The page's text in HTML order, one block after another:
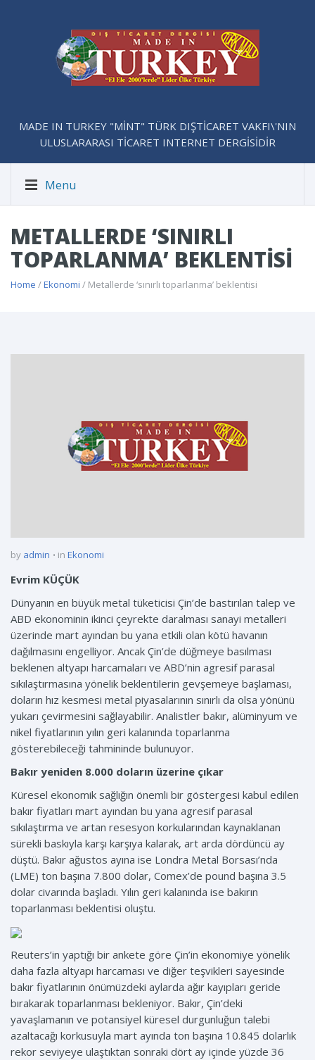
MADE IN TURKEY "MİNT" TÜRK DIŞTİCARET VAKFI\'NIN
ULUSLARARASI TİCARET INTERNET DERGİSİDİR
Menu
METALLERDE ‘SINIRLI
TOPARLANMA’ BEKLENTISI
Home /Ekonomi / Metallerde ‘sınırlı toparlanma’ beklentisi
by admin in Ekonomi
Evrim KÜÇÜK
Dünyanın en büyük metal tüketicisi Çin’de bastırılan talep ve
ABD ekonominin ikinci çeyrekte daralması sanayi metalleri
üzerinde mart ayından bu yana etkili olan kötü havanın
dağılmasını engelliyor. Ancak Çin’de düğmeye basılması
beklenen altyapı harcamaları ve ABD’nin agresif parasal
sıkılaştırmasına yönelik beklentilerin gevşemeye başlaması,
doların hız kesmesi metal piyasalarının sınırlı da olsa yönünü
yukarı çevirmesini sağlayabilir. Analistler bakır, alüminyum ve
nikel fiyatlarının yılın geri kalanında toparlanma
gösterebileceği tahmininde bulunuyor.
Bakır yeniden 8.000 doların üzerine çıkar
Küresel ekonomik sağlığın önemli bir göstergesi kabul edilen
bakır fiyatları mart ayından bu yana agresif parasal
sıkılaştırma ve artan resesyon korkularından kaynaklanan
sürekli baskıyla karşı karşıya kalarak, art arda dördüncü ay
düştü. Bakır ağustos ayına ise Londra Metal Borsası’nda
(LME) ton başına 7.800 dolar, Comex’de pound başına 3.5
dolar civarında başladı. Yılın geri kalanında ise bakırın
toparlanması beklentisi oluştu.
Reuters’in yaptığı bir ankete göre Çin’in ekonomiye yönelik
daha fazla altyapı harcaması ve diğer teşvikleri sayesinde
bakır fiyatlarının önümüzdeki aylarda ağır kayıpları geride
bırakarak toparlanması bekleniyor. Bakır, Çin’deki
yavaşlamanın ve potansiyel küresel durgunluğun talebi
azaltacağı korkusuyla mart ayında ton başına 10.845 dolarlık
rekor seviyeye ulaştıktan sonraki dört ay içinde yüzde 36